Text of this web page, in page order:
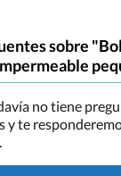
sobre
no tiene
y te